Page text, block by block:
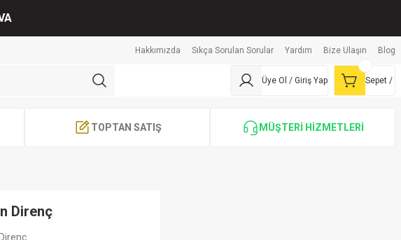
Hakkımızda Sıkça Sorulan Sorular Yardım Bize Ulaşın Blog
Üye Ol / Giriş Yap Sepet /
TOPTAN SATIŞ MÜŞTERİ HİZMETLERİ
Direnç